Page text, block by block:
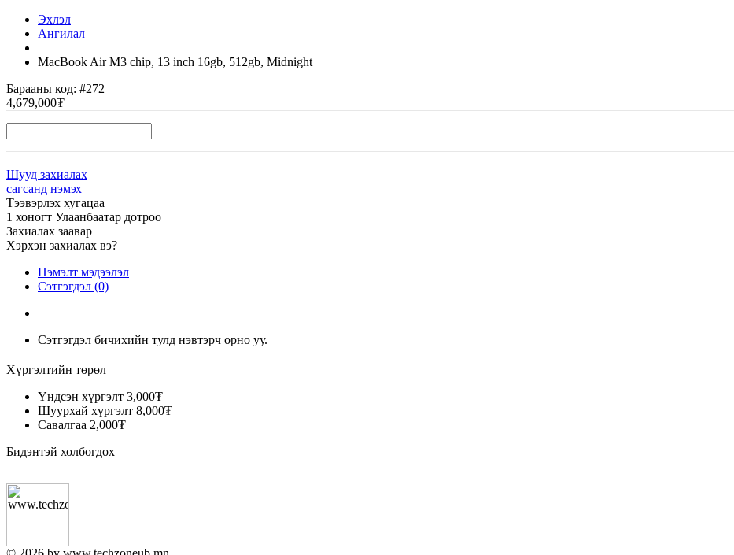
Эхлэл
Ангилал
MacBook Air M3 chip, 13 inch 16gb, 512gb, Midnight
Барааны код: #272
4,679,000₮
Шууд захиалах
сагсанд нэмэх
Тээвэрлэх хугацаа
1 хоногт Улаанбаатар дотроо
Захиалах заавар
Хэрхэн захиалах вэ?
Нэмэлт мэдээлэл
Сэтгэгдэл (0)
Сэтгэгдэл бичихийн тулд нэвтэрч орно уу.
Хүргэлтийн төрөл
Үндсэн хүргэлт 3,000₮
Шуурхай хүргэлт 8,000₮
Савалгаа 2,000₮
Бидэнтэй холбогдох